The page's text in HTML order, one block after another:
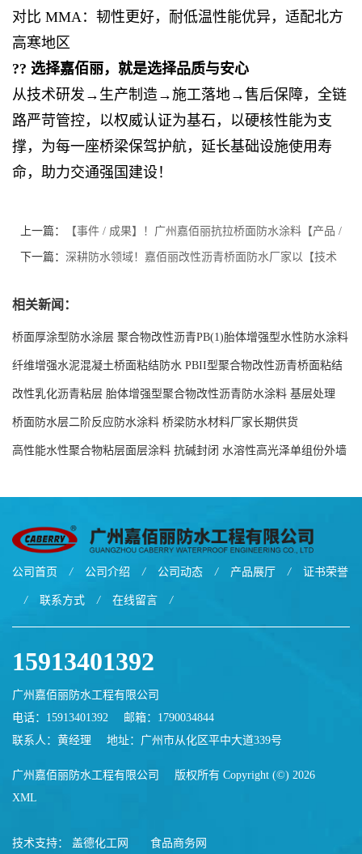
对比 MMA：韧性更好，耐低温性能优异，适配北方
高寒地区
?? 选择嘉佰丽，就是选择品质与安心
从技术研发→生产制造→施工落地→售后保障，全链
路严苛管控，以权威认证为基石，以硬核性能为支
撑，为每一座桥梁保驾护航，延长基础设施使用寿
命，助力交通强国建设！
上一篇： 【事件 / 成果】！广州嘉佰丽抗拉桥面防水涂料【产品 /
技术 / 项目】再添新突破
下一篇： 深耕防水领域！嘉佰丽改性沥青桥面防水厂家以【技术
相关新闻：
桥面厚涂型防水涂层 聚合物改性沥青PB(1)胎体增强型水性防水涂料
现货工厂
纤维增强水泥混凝土桥面粘结防水 PBII型聚合物改性沥青桥面粘结
防水涂料源头工厂
改性乳化沥青粘层 胎体增强型聚合物改性沥青防水涂料 基层处理
剂-双层双组份环氧树脂解说
桥面防水层二阶反应防水涂料 桥梁防水材料厂家长期供货
高性能水性聚合物粘层面层涂料 抗碱封闭 水溶性高光泽单组份外墙
公司首页 / 公司介绍 / 公司动态 / 产品展厅 / 证书荣誉
/ 联系方式 / 在线留言 /
15913401392
广州嘉佰丽防水工程有限公司
电话：15913401392
邮箱： 1790034844
联系人：黄经理
地址：广州市从化区平中大道339号
广州嘉佰丽防水工程有限公司
版权所有 Copyright (©) 2026
XML
技术支持： 盖德化工网 食品商务网